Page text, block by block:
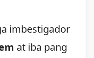
imbestigador
at iba pang